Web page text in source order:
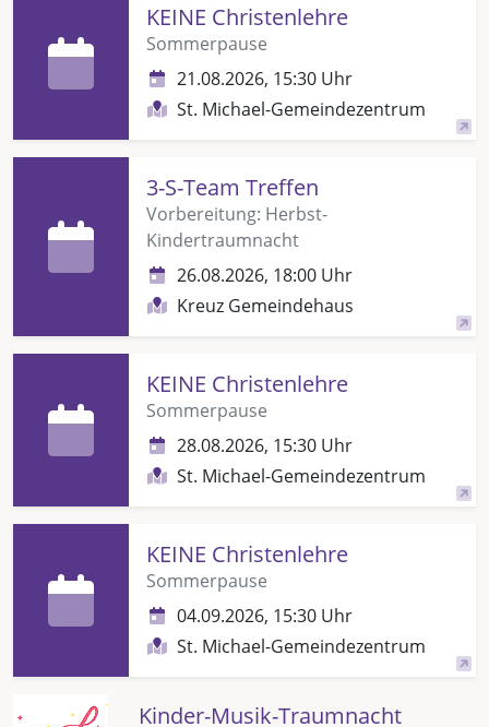
KEINE Christenlehre
Sommerpause
21.08.2026, 15:30 Uhr
St. Michael-Gemeindezentrum
3-S-Team Treffen
Vorbereitung: Herbst-
Kindertraumnacht
26.08.2026, 18:00 Uhr
Kreuz Gemeindehaus
KEINE Christenlehre
Sommerpause
28.08.2026, 15:30 Uhr
St. Michael-Gemeindezentrum
KEINE Christenlehre
Sommerpause
04.09.2026, 15:30 Uhr
St. Michael-Gemeindezentrum
Kinder-Musik-Traumnacht